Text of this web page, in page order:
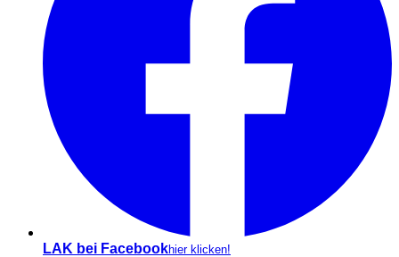
LAK bei Facebookhier klicken!